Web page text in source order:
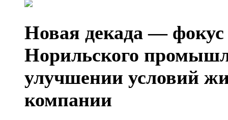
Новая декада — фокус
Норильского
улучшении условий
компании